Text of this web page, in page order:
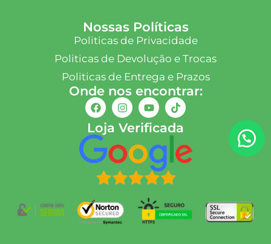
Nossas Políticas
Politicas de Privacidade
Politicas de Devolução e Trocas
Politicas de Entrega e Prazos
Onde nos encontrar:
Loja Verificada